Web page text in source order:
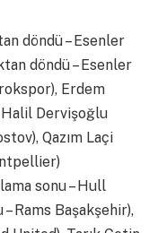
döndü – Esenler
döndü – Esenler
Erdem
Halil Dervişoğlu
Qazım Laçi
sonu – Hull
Rams Başakşehir),